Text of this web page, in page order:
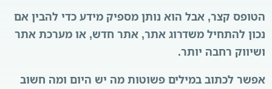
הטופס קצר, אבל הוא נותן מספיק מידע כדי להבין אם
נכון להתחיל משדרוג אתר, אתר חדש, או מערכת אתר
ושיווק רחבה יותר.
אפשר לכתוב במילים פשוטות מה יש היום ומה חשוב